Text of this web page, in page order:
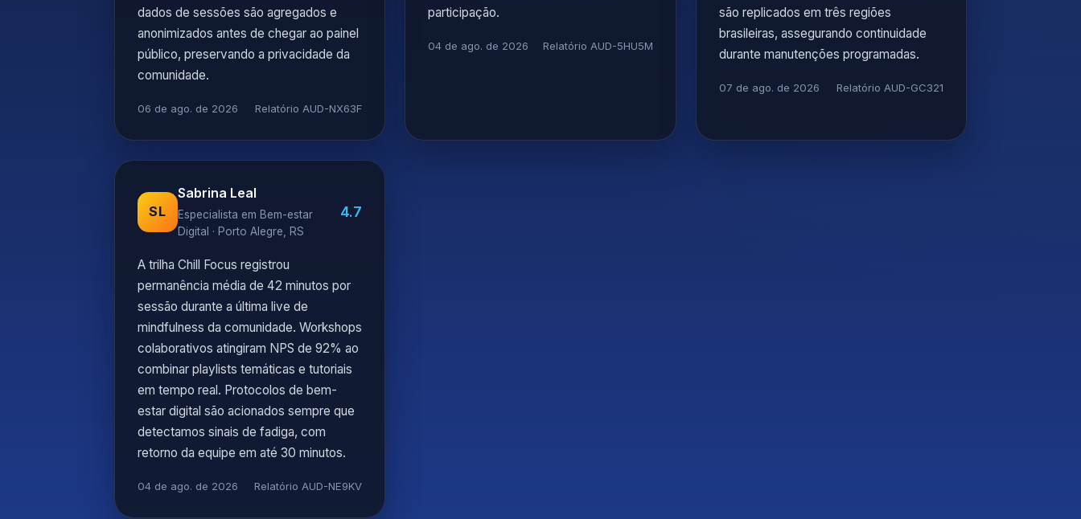
dados de sessões são agregados e
anonimizados antes de chegar ao painel
público, preservando a privacidade da
comunidade.
06 de ago. de 2026 Relatório AUD-NX63F
participação.
04 de ago. de 2026 Relatório AUD-5HU5M
são replicados em três regiões
brasileiras, assegurando continuidade
durante manutenções programadas.
07 de ago. de 2026 Relatório AUD-GC321
SL
Sabrina Leal
Especialista em Bem-estar
Digital · Porto Alegre, RS
4.7
A trilha Chill Focus registrou
permanência média de 42 minutos por
sessão durante a última live de
mindfulness da comunidade. Workshops
colaborativos atingiram NPS de 92% ao
combinar playlists temáticas e tutoriais
em tempo real. Protocolos de bem-
estar digital são acionados sempre que
detectamos sinais de fadiga, com
retorno da equipe em até 30 minutos.
04 de ago. de 2026 Relatório AUD-NE9KV